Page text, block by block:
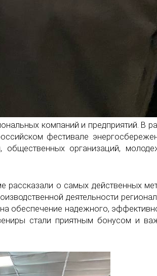
компаний и предприятий. В
фестивале
общественных организаций,
о самых действенных
деятельности
обеспечение надежного,
стали приятным бонусом и